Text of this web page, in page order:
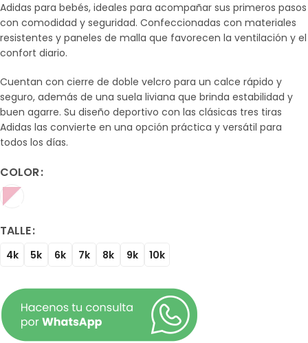
Adidas para bebés, ideales para acompañar sus primeros pasos
con comodidad y seguridad. Confeccionadas con materiales
resistentes y paneles de malla que favorecen la ventilación y el
confort diario.
Cuentan con cierre de doble velcro para un calce rápido y
seguro, además de una suela liviana que brinda estabilidad y
buen agarre. Su diseño deportivo con las clásicas tres tiras
Adidas las convierte en una opción práctica y versátil para
todos los días.
COLOR
TALLE
4k 5k 6k 7k 8k 9k 10k